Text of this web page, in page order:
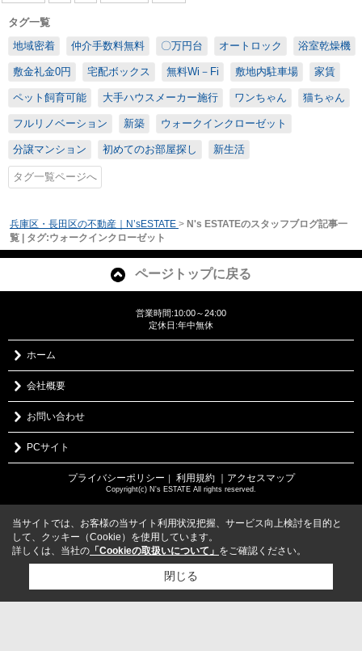
タグ一覧
地域密着
仲介手数料無料 〇万円台 オートロック 浴室乾燥機
敷金礼金0円 宅配ボックス 無料Wi－Fi 敷地内駐車場 家賃
ペット飼育可能 大手ハウスメーカー施行 ワンちゃん 猫ちゃん
フルリノベーション 新築 ウォークインクローゼット
分譲マンション 初めてのお部屋探し 新生活
タグ一覧ページへ
兵庫区・長田区の不動産｜N’sESTATE > N's ESTATEのスタッフブログ記事一
覧 | タグ:ウォークインクローゼット
ページトップに戻る
営業時間:10:00～24:00
定休日:年中無休
ホーム
会社概要
お問い合わせ
PCサイト
プライバシーポリシー ｜ 利用規約 ｜アクセスマップ
Copyright(c) N's ESTATE All rights reserved.
当サイトでは、お客様の当サイト利用状況把握、サービス向上検討を目的と
して、クッキー（Cookie）を使用しています。
詳しくは、当社の 「Cookieの取扱いについて」 をご確認ください。
閉じる